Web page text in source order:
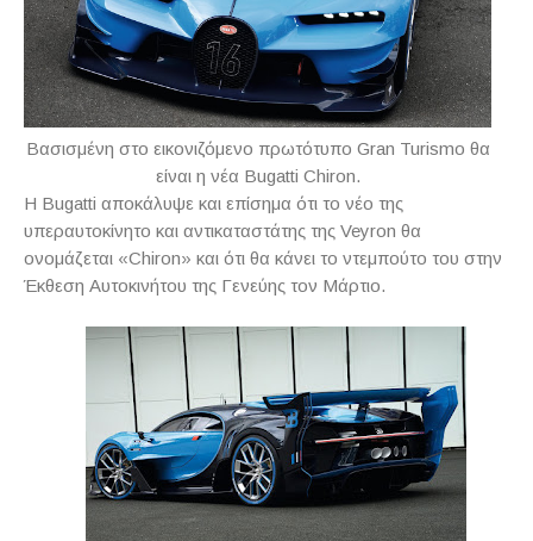
Βασισμένη στο εικονιζόμενο πρωτότυπο Gran Turismo θα
είναι η νέα Bugatti Chiron.
Η Bugatti αποκάλυψε και επίσημα ότι το νέο της
υπεραυτοκίνητο και αντικαταστάτης της Veyron θα
ονομάζεται «Chiron» και ότι θα κάνει το ντεμπούτο του στην
Έκθεση Αυτοκινήτου της Γενεύης τον Μάρτιο.